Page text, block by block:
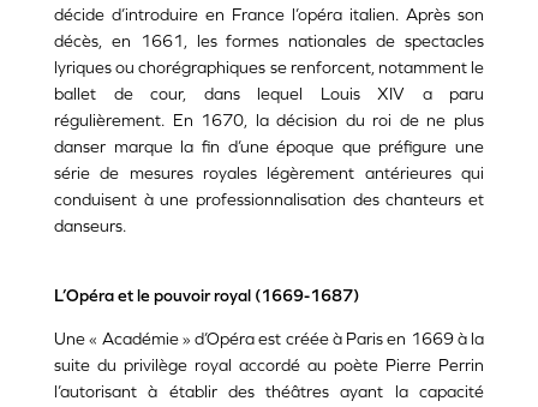
décide d’introduire en France l’opéra italien. Après son
décès, en 1661, les formes nationales de spectacles
lyriques ou chorégraphiques se renforcent, notamment le
ballet de cour, dans lequel Louis XIV a paru
régulièrement. En 1670, la décision du roi de ne plus
danser marque la fin d’une époque que préfigure une
série de mesures royales légèrement antérieures qui
conduisent à une professionnalisation des chanteurs et
danseurs.
L’Opéra et le pouvoir royal (1669-1687)
Une « Académie » d’Opéra est créée à Paris en 1669 à la
suite du privilège royal accordé au poète Pierre Perrin
l’autorisant à établir des théâtres ayant la capacité